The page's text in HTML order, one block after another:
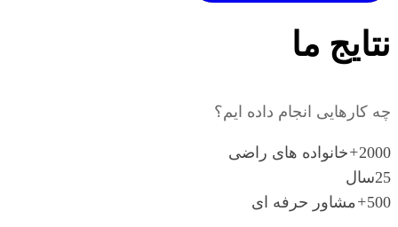
نتایج ما
چه کارهایی انجام داده ایم؟
2000
+خانواده های راضی
25سال
500
+مشاور حرفه ای